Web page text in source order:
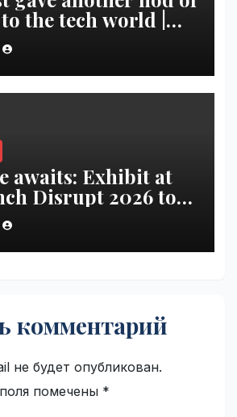
the tech world |
awaits: Exhibit at
Disrupt 2026 to
thousands |
комментарий
не будет опубликован.
помечены *